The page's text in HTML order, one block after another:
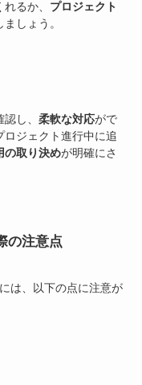
るか、 プロジェクト
しょう。
し、 柔軟な対応がで
ジェクト進行中に追
の取り決めが明確にさ
の注意点
は、以下の点に注意が